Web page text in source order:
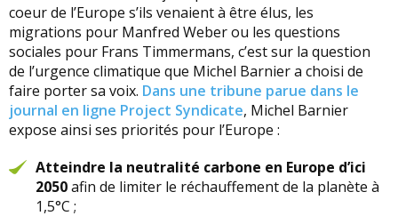
coeur de l’Europe s’ils venaient à être élus, les
migrations pour Manfred Weber ou les questions
sociales pour Frans Timmermans, c’est sur la question
de l’urgence climatique que Michel Barnier a choisi de
faire porter sa voix. Dans une tribune parue dans le
journal en ligne Project Syndicate, Michel Barnier
expose ainsi ses priorités pour l’Europe :
Atteindre la neutralité carbone en Europe d’ici
2050afin de limiter le réchauffement de la planète à
1,5°C ;